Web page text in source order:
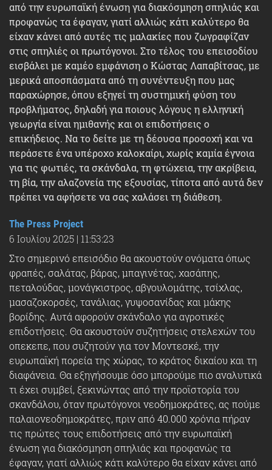
από την ευρωπαϊκή ένωση για διακόσμηση σπηλιάς και
προφανώς τα έφαγαν, γιατί αλλιώς κάτι καλύτερο θα
είχαν κάνει από αυτές τις μαλακίες που ζωγραφίζαν
στις σπηλιές οι πρωτόγονοι. Στο τέλος του επεισοδίου
εισβάλει με καμέο εμφάνιση ο Κώστας Λαπαβίτσας, με
μερικά αποσπάσματα από τη συνέντευξη που μας
παραχώρησε, όπου εξηγεί τη συστημική φύση του
προβλήματος, δηλαδή για ποιους λόγους η ελληνική
γεωργία είναι ημιθανής και οι επιδοτήσεις ο
επικήδειος. Να το δείτε με τη δέουσα προσοχή και να
περάσετε ένα υπέροχο καλοκαίρι, χωρίς καμία έγνοια
για τις φωτιές, τα σκάνδαλα, τη φτώχεια, την ακρίβεια,
τη βία, την αλαζονεία της εξουσίας, τίποτα από αυτά δεν
πρέπει να αφήσετε να σας χαλάσει τη διάθεση.
The Press Project
6 Ιουλίου 2025 | 11:53:23
Στο σημερινό επεισόδιο θα ακουστούν ονόματα όπως
φραπές, σαλάτας, βάρας, μπαγινέτας, χασάπης,
πεταλούδας, μονάγκιστρος, αβγουλομάτης, τσίχλας,
μασαζοκορσές, τανάλιας, γυψοσανίδας και μάκης
βορίδης. Αυτά αφορούν σκάνδαλο για αγροτικές
επιδοτήσεις. Θα ακουστούν συζητήσεις στελεχών του
οπεκεπε, που συζητούν για τον Μοντεσκέ, την
ευρωπαϊκή πορεία της χώρας, το κράτος δικαίου και τη
διαφάνεια. Θα εξηγήσουμε όσο μπορούμε πιο αναλυτικά
τι έχει συμβεί, ξεκινώντας από την προϊστορία του
σκανδάλου, όταν πρωτόγονοι νεοδημοκράτες, ας πούμε
παλαιονεοδημοκράτες, πριν από 40.000 χρόνια πήραν
τις πρώτες τους επιδοτήσεις από την ευρωπαϊκή
ένωση για διακόσμηση σπηλιάς και προφανώς τα
έφαγαν, γιατί αλλιώς κάτι καλύτερο θα είχαν κάνει από